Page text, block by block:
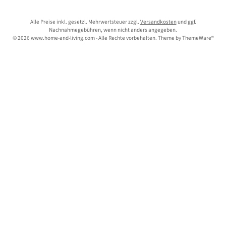
Alle Preise inkl. gesetzl. Mehrwertsteuer zzgl. Versandkostenund ggf.
Nachnahmegebühren, wenn nicht anders angegeben.
© 2026 www.home-and-living.com - Alle Rechte vorbehalten. Theme byThemeWare®